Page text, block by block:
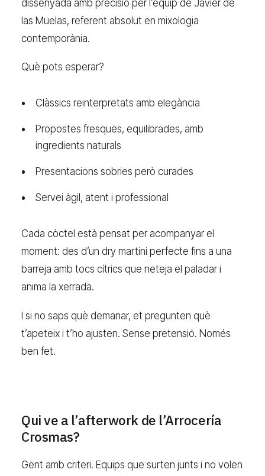
dissenyada amb precisió per l’equip de Javier de
las Muelas, referent absolut en mixologia
contemporània.
Què pots esperar?
Clàssics reinterpretats amb elegància
Propostes fresques, equilibrades, amb
ingredients naturals
Presentacions sobries però curades
Servei àgil, atent i professional
Cada còctel està pensat per acompanyar el
moment: des d’un dry martini perfecte fins a una
barreja amb tocs cítrics que neteja el paladar i
anima la xerrada.
I si no saps què demanar, et pregunten què
t’apeteix i t’ho ajusten. Sense pretensió. Només
ben fet.
Qui ve a l’afterwork de l’Arrocería
Crosmas?
Gent amb criteri. Equips que surten junts i no volen